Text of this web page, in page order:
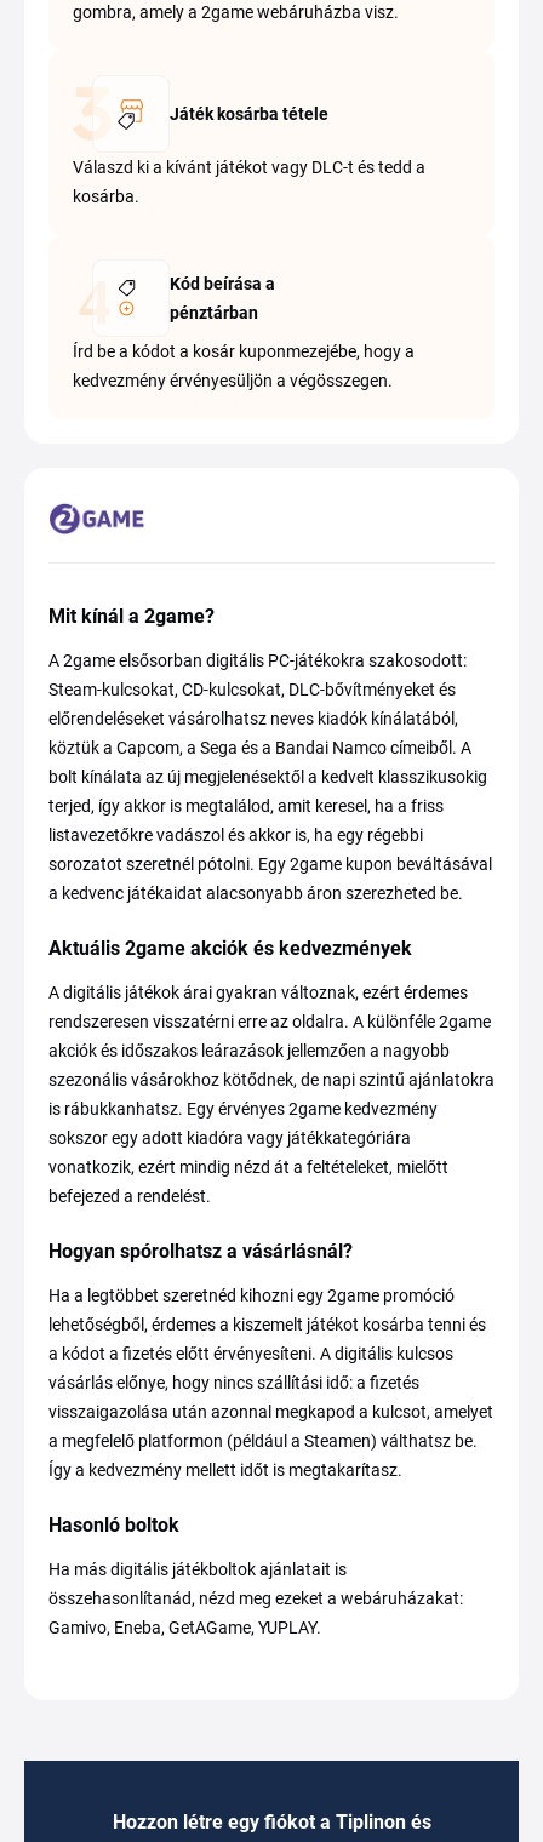
gombra, amely a 2game webáruházba visz.
Játék kosárba tétele
Válaszd ki a kívánt játékot vagy DLC-t és tedd a
kosárba.
Kód beírása a
pénztárban
Írd be a kódot a kosár kuponmezejébe, hogy a
kedvezmény érvényesüljön a végösszegen.
Mit kínál a 2game?
A 2game elsősorban digitális PC-játékokra szakosodott:
Steam-kulcsokat, CD-kulcsokat, DLC-bővítményeket és
előrendeléseket vásárolhatsz neves kiadók kínálatából,
köztük a Capcom, a Sega és a Bandai Namco címeiből. A
bolt kínálata az új megjelenésektől a kedvelt klasszikusokig
terjed, így akkor is megtalálod, amit keresel, ha a friss
listavezetőkre vadászol és akkor is, ha egy régebbi
sorozatot szeretnél pótolni. Egy 2game kupon beváltásával
a kedvenc játékaidat alacsonyabb áron szerezheted be.
Aktuális 2game akciók és kedvezmények
A digitális játékok árai gyakran változnak, ezért érdemes
rendszeresen visszatérni erre az oldalra. A különféle 2game
akciók és időszakos leárazások jellemzően a nagyobb
szezonális vásárokhoz kötődnek, de napi szintű ajánlatokra
is rábukkanhatsz. Egy érvényes 2game kedvezmény
sokszor egy adott kiadóra vagy játékkategóriára
vonatkozik, ezért mindig nézd át a feltételeket, mielőtt
befejezed a rendelést.
Hogyan spórolhatsz a vásárlásnál?
Ha a legtöbbet szeretnéd kihozni egy 2game promóció
lehetőségből, érdemes a kiszemelt játékot kosárba tenni és
a kódot a fizetés előtt érvényesíteni. A digitális kulcsos
vásárlás előnye, hogy nincs szállítási idő: a fizetés
visszaigazolása után azonnal megkapod a kulcsot, amelyet
a megfelelő platformon (például a Steamen) válthatsz be.
Így a kedvezmény mellett időt is megtakarítasz.
Hasonló boltok
Ha más digitális játékboltok ajánlatait is
összehasonlítanád, nézd meg ezeket a webáruházakat:
Gamivo, Eneba, GetAGame, YUPLAY.
Hozzon létre egy fiókot a Tiplinon és